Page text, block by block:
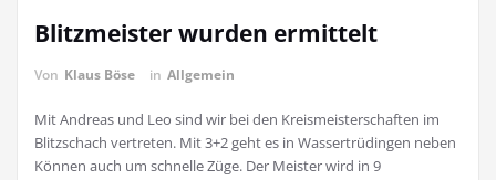
Blitzmeister wurden ermittelt
Von Klaus Böse in Allgemein
Mit Andreas und Leo sind wir bei den Kreismeisterschaften im
Blitzschach vertreten. Mit 3+2 geht es in Wassertrüdingen neben
Können auch um schnelle Züge. Der Meister wird in 9